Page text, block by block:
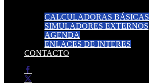
CALCULADORAS BÁSICAS
SIMULADORES EXTERNOS
AGENDA
ENLACES DE INTERES
CONTACTO